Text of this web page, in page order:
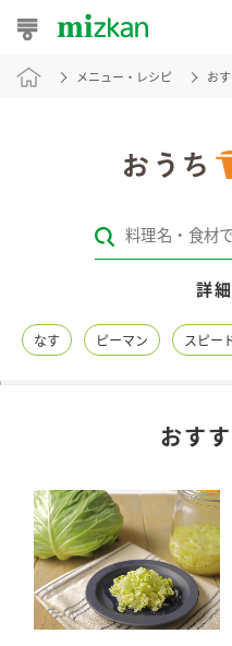
おうちレシピ
レシピカテゴリ一覧
レシピ名特集
商品カテゴリ
酢
新商品一覧
キャンペーン情報
メニュー・レシピ お
詳
なす ピーマン スピー
おす